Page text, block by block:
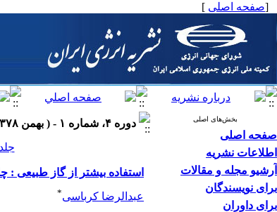
[صفحه اصلی ]
بخش‌های اصلی
صفحه اصلی
اطلاعات نشریه
آرشیو مجله و مقالات
برای نویسندگان
برای داوران
دوره ۴، شماره ۱ - ( بهمن ۱۳۷۸ )
جلد ۴ شماره ۱ صفحات ۵۸-۴۹
استفاده بیشتر از گاز طبیعی
عبدالرضا کرباسی*